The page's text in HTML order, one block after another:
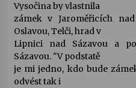
Petr Adamec –
30. 6. 2026
Vysočina by vlastnila
zámek v Jaroměřicích
Oslavou, Telči, hrad v
Lipnici nad Sázavou a
Sázavou. "V podstatě
je mi jedno, kdo bude
odvést tak i